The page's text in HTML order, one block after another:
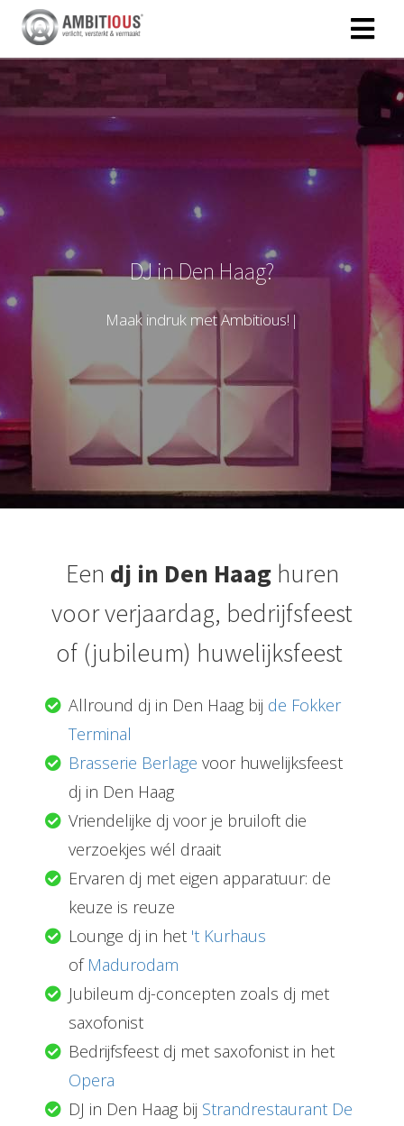
DJ in Den Haag?
Maak indruk metAmbitious!
Een dj in Den Haaghuren
voor verjaardag, bedrijfsfeest
of (jubileum) huwelijksfeest
Allround dj in Den Haag bij de Fokker
Terminal
Brasserie Berlage voor huwelijksfeest
dj in Den Haag
Vriendelijke dj voor je bruiloft die
verzoekjes wél draait
Ervaren dj met eigen apparatuur: de
keuze is reuze
Lounge dj in het 't Kurhaus
of Madurodam
Jubileum dj-concepten zoals dj met
saxofonist
Bedrijfsfeest dj met saxofonist in het
Opera
DJ in Den Haag bij Strandrestaurant De